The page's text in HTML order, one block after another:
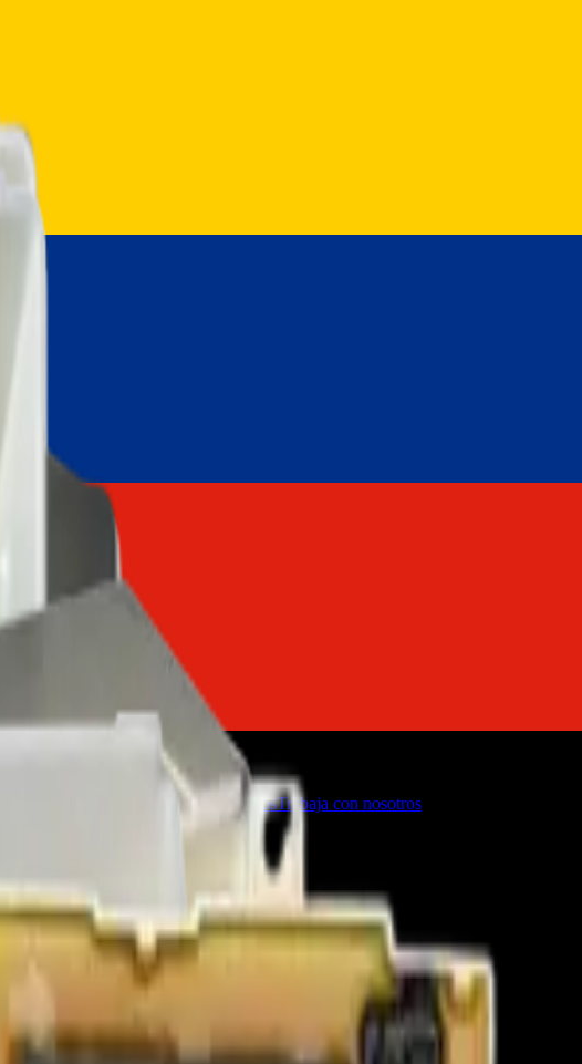
Firmware de TVs ServiciosTrabaja con nosotros